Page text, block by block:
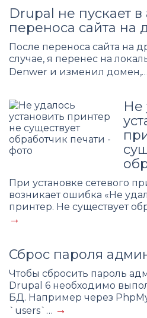
Drupal не пускает
переноса сайта на
После переноса сайта на
случае, я перенес на
Denwer и изменил домен,…
Не
При установке сетевого
возникает ошибка «Не
принтер. Не существует
→
Сброс пароля
Чтобы сбросить пароль
Drupal 6 необходимо
БД. Например через
`users`… →